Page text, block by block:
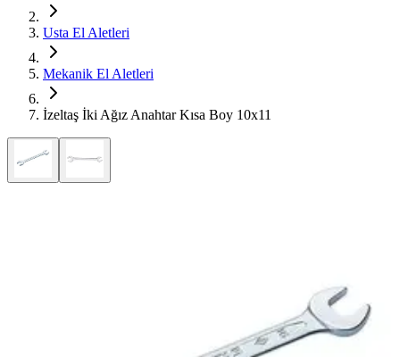
Usta El Aletleri
Mekanik El Aletleri
İzeltaş İki Ağız Anahtar Kısa Boy 10x11